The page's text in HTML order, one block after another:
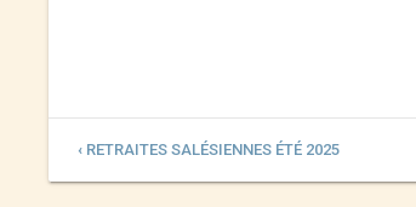
‹ RETRAITES SALÉSIENNES ÉTÉ 2025